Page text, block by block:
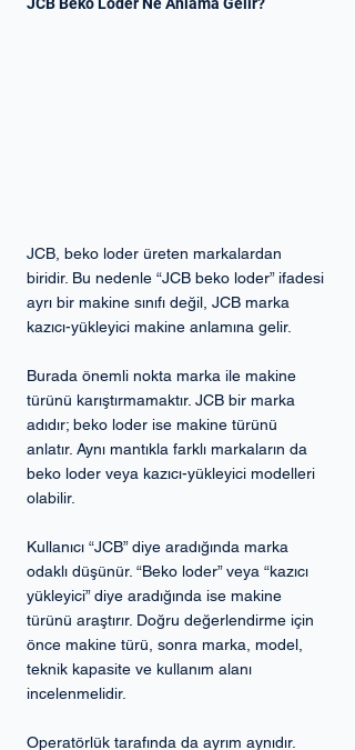
JCB, beko loder üreten markalardan
biridir. Bu nedenle “JCB beko loder” ifadesi
ayrı bir makine sınıfı değil, JCB marka
kazıcı-yükleyici makine anlamına gelir.
Burada önemli nokta marka ile makine
türünü karıştırmamaktır. JCB bir marka
adıdır; beko loder ise makine türünü
anlatır. Aynı mantıkla farklı markaların da
beko loder veya kazıcı-yükleyici modelleri
olabilir.
Kullanıcı “JCB” diye aradığında marka
odaklı düşünür. “Beko loder” veya “kazıcı
yükleyici” diye aradığında ise makine
türünü araştırır. Doğru değerlendirme için
önce makine türü, sonra marka, model,
teknik kapasite ve kullanım alanı
incelenmelidir.
Operatörlük tarafında da ayrım aynıdır.